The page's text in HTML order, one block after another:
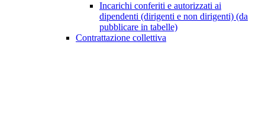
Incarichi conferiti e autorizzati ai
dipendenti (dirigenti e non dirigenti) (da
pubblicare in tabelle)
Contrattazione collettiva